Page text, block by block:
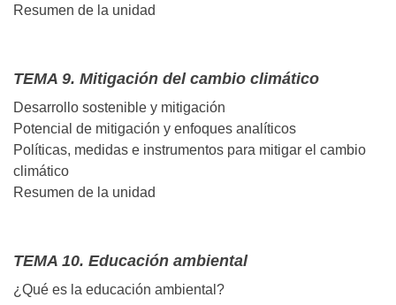
Resumen de la unidad
TEMA 9. Mitigación del cambio climático
Desarrollo sostenible y mitigación
Potencial de mitigación y enfoques analíticos
Políticas, medidas e instrumentos para mitigar el cambio
climático
Resumen de la unidad
TEMA 10. Educación ambiental
¿Qué es la educación ambiental?